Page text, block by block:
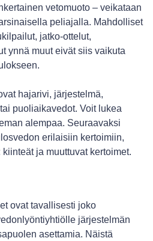
vetomuoto – veikataan
peliajalla. Mahdolliset
jatko-ottelut,
ynnä muut eivät siis vaikuta
hajarivi, järjestelmä,
puoliaikavedot. Voit lukea
alempaa. Seuraavaksi
erilaisiin kertoimiin,
ja muuttuvat kertoimet.
ovat tavallisesti joko
järjestelmän
asettamia. Näistä